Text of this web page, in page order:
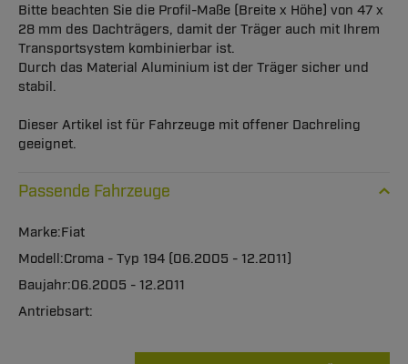
Bitte beachten Sie die Profil-Maße (Breite x Höhe) von 47 x
28 mm des Dachträgers, damit der Träger auch mit Ihrem
Transportsystem kombinierbar ist.
Durch das Material Aluminium ist der Träger sicher und
stabil.
Dieser Artikel ist für Fahrzeuge mit offener Dachreling
geeignet.
Passende Fahrzeuge
Fiat
Croma - Typ 194 (06.2005 - 12.2011)
06.2005 - 12.2011